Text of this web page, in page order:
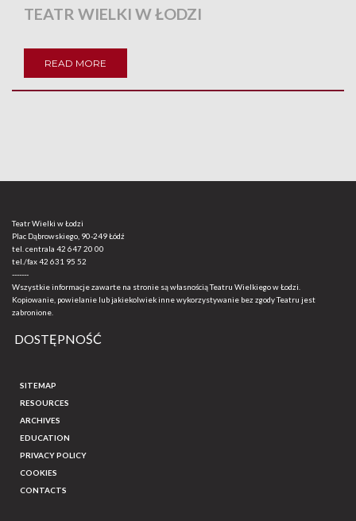
TEATR WIELKI W ŁODZI
READ MORE
Teatr Wielki w Łodzi
Plac Dąbrowskiego, 90-249 Łódź
tel. centrala 42 647 20 00
tel./fax42 631 95 52
-------
Wszystkie informacje zawarte na stronie są własnością Teatru Wielkiego w Łodzi.
Kopiowanie, powielanie lub jakiekolwiek inne wykorzystywanie bez zgody Teatru jest
zabronione.
DOSTĘPNOŚĆ
SITEMAP
RESOURCES
ARCHIVES
EDUCATION
PRIVACY POLICY
COOKIES
CONTACTS